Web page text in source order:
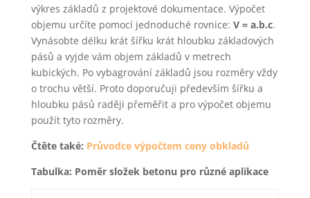
výkres základů z projektové dokumentace. Výpočet
objemu určíte pomocí jednoduché rovnice: V = a.b.c.
Vynásobte délku krát šířku krát hloubku základových
pásů a vyjde vám objem základů v metrech
kubických. Po vybagrování základů jsou rozměry vždy
o trochu větší. Proto doporučuji především šířku a
hloubku pásů raději přeměřit a pro výpočet objemu
použít tyto rozměry.
Čtěte také: Průvodce výpočtem ceny obkladů
Tabulka: Poměr složek betonu pro různé aplikace